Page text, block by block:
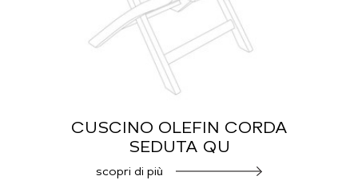
CUSCINO OLEFIN CORDA
SEDUTA QU
scopri di più